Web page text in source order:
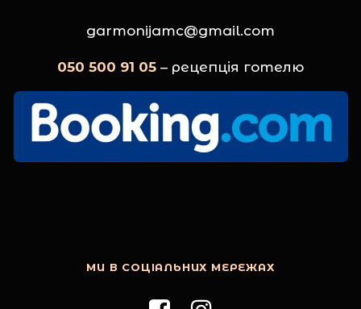
garmonijamc@gmail.com
050 500 91 05 – рецепція готелю
МИ В СОЦІАЛЬНИХ МЕРЕЖАХ